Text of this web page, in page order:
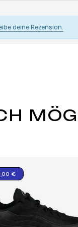
deine Rezension.
€